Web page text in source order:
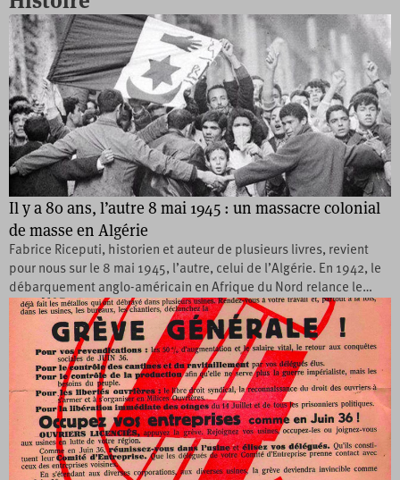
Il y a 80 ans, l’autre 8 mai 1945 : un massacre colonial
de masse en Algérie
Fabrice Riceputi, historien et auteur de plusieurs livres, revient
pour nous sur le 8 mai 1945, l’autre, celui de l’Algérie. En 1942, le
débarquement anglo-américain en Afrique du Nord relance le…